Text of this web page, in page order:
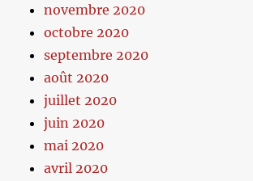
novembre 2020
octobre 2020
septembre 2020
août 2020
juillet 2020
juin 2020
mai 2020
avril 2020